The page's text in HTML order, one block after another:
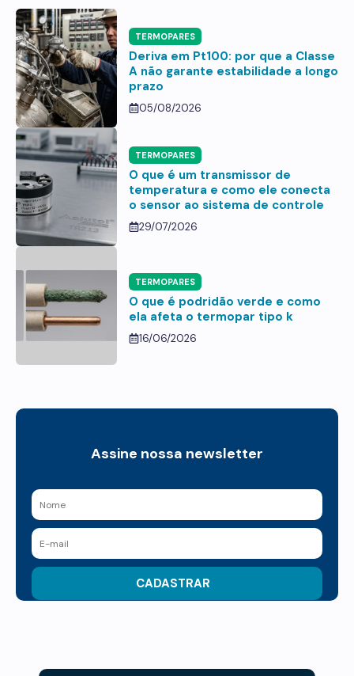
TERMOPARES
Deriva em Pt100: por que a Classe
A não garante estabilidade a longo
prazo
05/08/2026
TERMOPARES
O que é um transmissor de
temperatura e como ele conecta
o sensor ao sistema de controle
29/07/2026
TERMOPARES
O que é podridão verde e como
ela afeta o termopar tipo k
16/06/2026
Assine nossa newsletter